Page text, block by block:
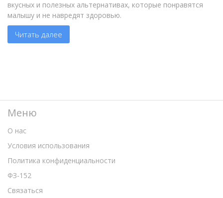
вкусных и полезных альтернативах, которые понравятся
малышу и не навредят здоровью.
Читать далее
Меню
О нас
Условия использования
Политика конфиденциальности
ФЗ-152
Связаться